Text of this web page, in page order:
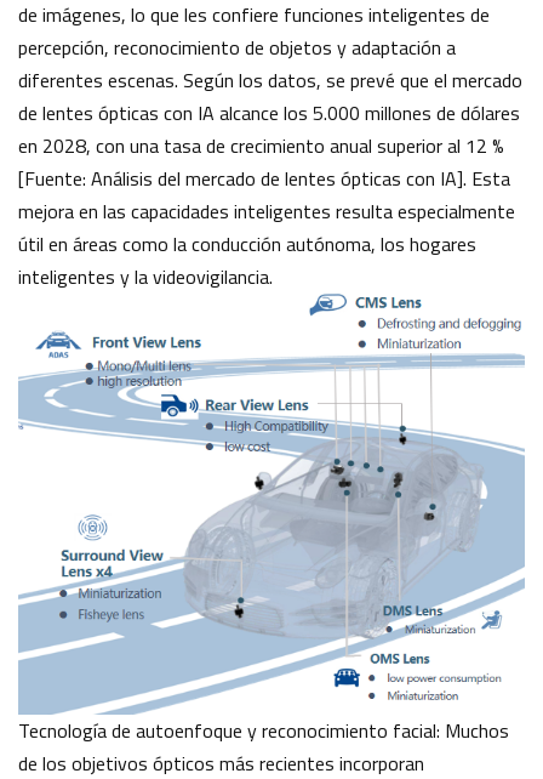
de imágenes, lo que les confiere funciones inteligentes de
percepción, reconocimiento de objetos y adaptación a
diferentes escenas. Según los datos, se prevé que el mercado
de lentes ópticas con IA alcance los 5.000 millones de dólares
en 2028, con una tasa de crecimiento anual superior al 12 %
[Fuente: Análisis del mercado de lentes ópticas con IA]. Esta
mejora en las capacidades inteligentes resulta especialmente
útil en áreas como la conducción autónoma, los hogares
inteligentes y la videovigilancia.
Tecnología de autoenfoque y reconocimiento facial: Muchos
de los objetivos ópticos más recientes incorporan